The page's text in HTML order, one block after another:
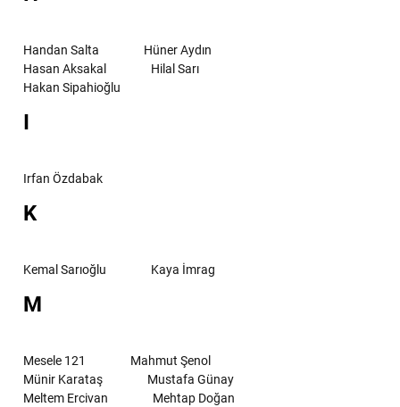
Handan Salta
Hüner Aydın
Hasan Aksakal
Hilal Sarı
Hakan Sipahioğlu
I
Irfan Özdabak
K
Kemal Sarıoğlu Kaya İmrag
M
Mesele 121
Mahmut Şenol
Münir Karataş
Mustafa Günay
Meltem Ercivan
Mehtap Doğan